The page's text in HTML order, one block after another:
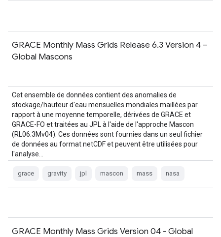
GRACE Monthly Mass Grids Release 6.3 Version 4 –
Global Mascons
Cet ensemble de données contient des anomalies de
stockage/hauteur d'eau mensuelles mondiales maillées par
rapport à une moyenne temporelle, dérivées de GRACE et
GRACE-FO et traitées au JPL à l'aide de l'approche Mascon
(RL06.3Mv04). Ces données sont fournies dans un seul fichier
de données au format netCDF et peuvent être utilisées pour
l'analyse…
grace gravity jpl mascon mass nasa
GRACE Monthly Mass Grids Version 04 - Global